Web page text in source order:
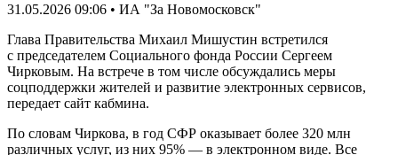
31.05.2026 09:06 • ИА "За Новомосковск"
Глава Правительства Михаил Мишустин встретился
с председателем Социального фонда России Сергеем
Чирковым. На встрече в том числе обсуждались меры
соцподдержки жителей и развитие электронных сервисов,
передает сайт кабмина.
По словам Чиркова, в год СФР оказывает более 320 млн
различных услуг, из них 95% — в электронном виде. Все